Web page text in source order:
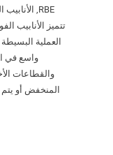
تتميز الأنابيب
العملية
واسع في
والقطاعات
المنخفض أو